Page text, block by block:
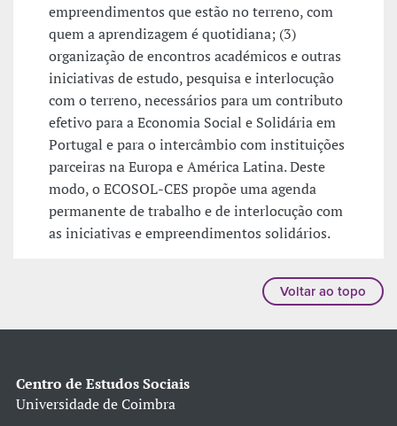
empreendimentos que estão no terreno, com
quem a aprendizagem é quotidiana; (3)
organização de encontros académicos e outras
iniciativas de estudo, pesquisa e interlocução
com o terreno, necessários para um contributo
efetivo para a Economia Social e Solidária em
Portugal e para o intercâmbio com instituições
parceiras na Europa e América Latina. Deste
modo, o ECOSOL-CES propõe uma agenda
permanente de trabalho e de interlocução com
as iniciativas e empreendimentos solidários.
Voltar ao topo
Centro de Estudos Sociais
Universidade de Coimbra